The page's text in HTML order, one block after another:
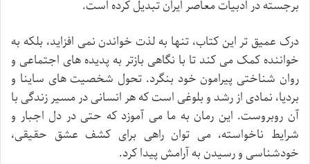
برجسته در ادبیات معاصر ایران تبدیل کرده است.
درک عمیق تر این کتاب، تنها به لذت خواندن نمی افزاید، بلکه به
خواننده کمک می کند تا با نگاهی بازتر به پدیده های اجتماعی و
روان شناختی پیرامون خود بنگرد. تحول شخصیت های ساینا و
بردیا، نمادی از رشد و بلوغی است که هر انسانی در مسیر زندگی با
آن روبروست. این رمان به ما می آموزد که حتی در دل اجبار و
شرایط ناخواسته، می توان راهی برای کشف عشق حقیقی،
خودشناسی و رسیدن به آرامش پیدا کرد.